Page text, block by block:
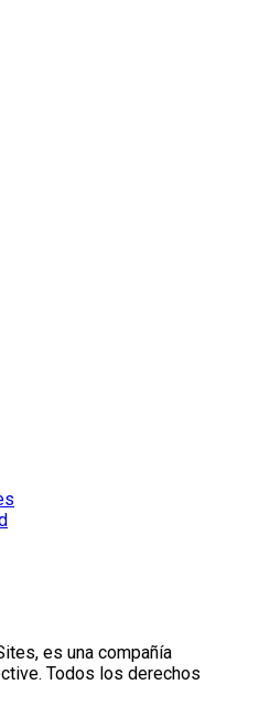
es una compañía
Todos los derechos